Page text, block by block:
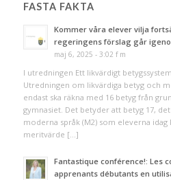
FASTA FAKTA
Kommer våra elever vilja
regeringens förslag går
maj 6, 2025 - 3:02 f m
I utredningen Ett likvärdigt
Utredningen om likvärdiga betyg och
endast ska räkna med 16 betyg från
gymnasiet. Det betyder att betyg 17,
moderna språk (M2) som eleverna idag
meritvärde […]
Fantastique conférence!: Les
apprenants débutants en